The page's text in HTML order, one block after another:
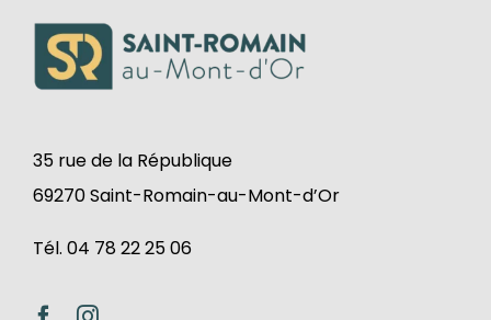
35 rue de la République
69270 Saint-Romain-au-Mont-d’Or
Tél. 04 78 22 25 06